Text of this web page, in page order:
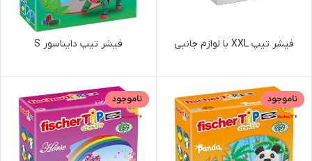
فیشر تیپ XXL با لوازم جانبی فیشر تیپ دایناسور S
ناموجود ناموجود